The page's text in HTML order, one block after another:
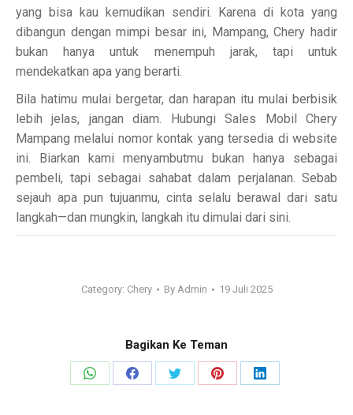
yang bisa kau kemudikan sendiri. Karena di kota yang
dibangun dengan mimpi besar ini, Mampang, Chery hadir
bukan hanya untuk menempuh jarak, tapi untuk
mendekatkan apa yang berarti.
Bila hatimu mulai bergetar, dan harapan itu mulai berbisik
lebih jelas, jangan diam. Hubungi Sales Mobil Chery
Mampang melalui nomor kontak yang tersedia di website
ini. Biarkan kami menyambutmu bukan hanya sebagai
pembeli, tapi sebagai sahabat dalam perjalanan. Sebab
sejauh apa pun tujuanmu, cinta selalu berawal dari satu
langkah—dan mungkin, langkah itu dimulai dari sini.
Category: Chery By Admin 19 Juli 2025
Bagikan Ke Teman
Share
Share
Share
Share
Share